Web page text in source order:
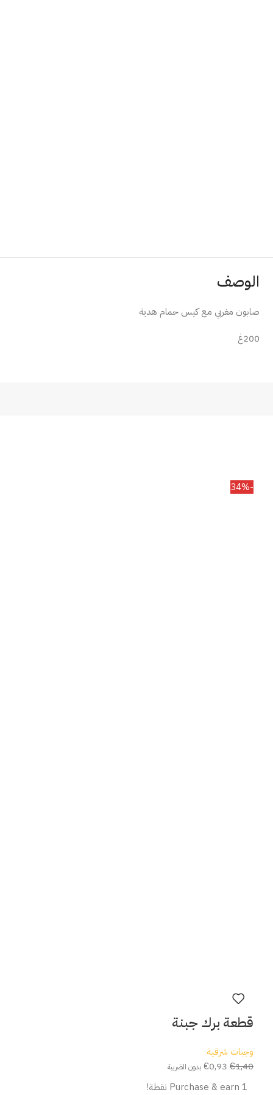
الوصف
صابون مغربي مع كيس حمام هدية
200غ
-34%
قطعة برك جبنة
وجبات شرقية
€1,40
€0,93 بدون الضريبة
Purchase & earn 1 نقطة!